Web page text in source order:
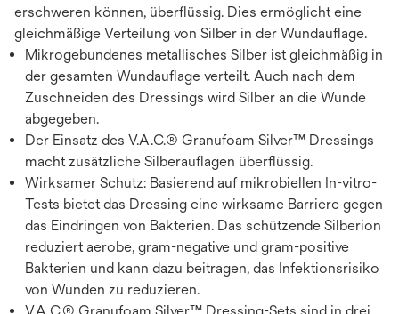
erschweren können, überflüssig. Dies ermöglicht eine
gleichmäßige Verteilung von Silber in der Wundauflage.
Mikrogebundenes metallisches Silber ist gleichmäßig in
der gesamten Wundauflage verteilt. Auch nach dem
Zuschneiden des Dressings wird Silber an die Wunde
abgegeben.
Der Einsatz des V.A.C.® Granufoam Silver™ Dressings
macht zusätzliche Silberauflagen überflüssig.
Wirksamer Schutz: Basierend auf mikrobiellen In-vitro-
Tests bietet das Dressing eine wirksame Barriere gegen
das Eindringen von Bakterien. Das schützende Silberion
reduziert aerobe, gram-negative und gram-positive
Bakterien und kann dazu beitragen, das Infektionsrisiko
von Wunden zu reduzieren.